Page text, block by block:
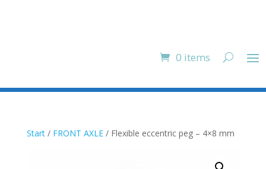
0 items
Start/ FRONT AXLE/ Flexible eccentric peg – 4×8 mm